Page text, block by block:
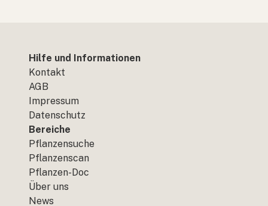
Hilfe und Informationen
Kontakt
AGB
Impressum
Datenschutz
Bereiche
Pflanzensuche
Pflanzenscan
Pflanzen-Doc
Über uns
News